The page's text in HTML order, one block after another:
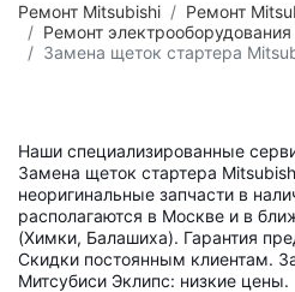
Ремонт Mitsubishi
Ремонт
Ремонт
Замена щеток стартера
Наши специализированные
Замена щеток стартера
неоригинальные запчасти в
располагаются в Москве и в
(Химки, Балашиха). Гарантия
Скидки постоянным клиентам.
Митсубиси Эклипс: низкие цены.